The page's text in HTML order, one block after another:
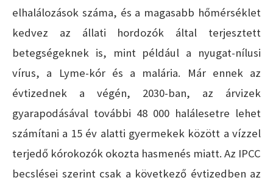
elhalálozások száma, és a magasabb hőmérséklet
kedvez az állati hordozók által terjesztett
betegségeknek is, mint például a nyugat-nílusi
vírus, a Lyme-kór és a malária. Már ennek az
évtizednek a végén, 2030-ban, az árvizek
gyarapodásával további 48 000 halálesetre lehet
számítani a 15 év alatti gyermekek között a vízzel
terjedő kórokozók okozta hasmenés miatt. Az IPCC
becslései szerint csak a következő évtizedben az